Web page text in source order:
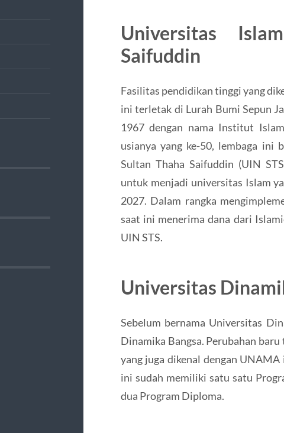
Universitas
Saifuddin
Fasilitas pendidikan tinggi yang
ini terletak di Lurah Bumi Sepun
1967 dengan nama Institut
usianya yang ke-50, lembaga ini
Sultan Thaha Saifuddin (UIN
untuk menjadi universitas Islam
2027. Dalam rangka
saat ini menerima dana dari
UIN STS.
Universitas
Sebelum bernama Universitas
Dinamika Bangsa. Perubahan
yang juga dikenal dengan
ini sudah memiliki satu satu
dua Program Diploma.